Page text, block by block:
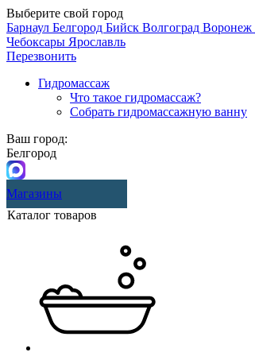
Выберите свой город
Барнаул Белгород Бийск Волгоград Воронеж
Чебоксары Ярославль
Перезвонить
Гидромассаж
Что такое гидромассаж?
Собрать гидромассажную ванну
Ваш город:
Белгород
Магазины
Каталог товаров